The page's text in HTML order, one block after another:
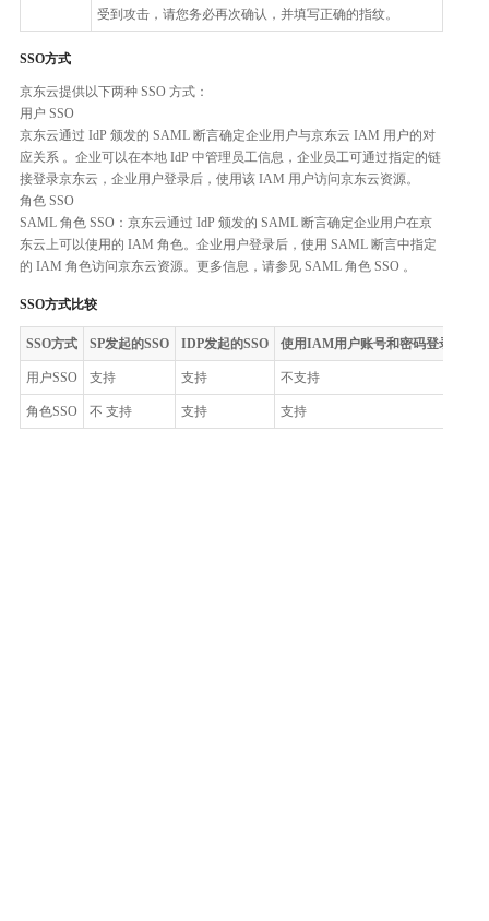
受到攻击，请您务必再次确认，并填写正确的指纹。
SSO方式
京东云提供以下两种 SSO 方式：
用户 SSO
京东云通过 IdP 颁发的 SAML 断言确定企业用户与京东云 IAM 用户的对
应关系 。企业可以在本地 IdP 中管理员工信息，企业员工可通过指定的链
接登录京东云，企业用户登录后，使用该 IAM 用户访问京东云资源。
角色 SSO
SAML 角色 SSO：京东云通过 IdP 颁发的 SAML 断言确定企业用户在京
东云上可以使用的 IAM 角色。企业用户登录后，使用 SAML 断言中指定
的 IAM 角色访问京东云资源。更多信息，请参见 SAML 角色 SSO 。
SSO方式比较
SSO方式 SP发起的SSO IDP发起的SSO 使用IAM用户账号和密码登录
用户SSO 支持 支持 不支持
角色SSO 不 支持 支持 支持